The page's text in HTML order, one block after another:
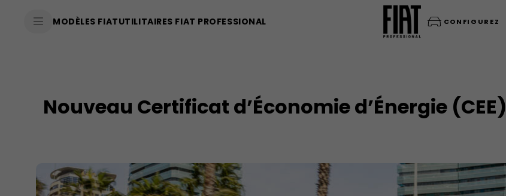
MODÈLES FIATUTILITAIRES FIAT PROFESSIONAL CONFIGUREZ
Nouveau Certificat d’Économie d’Énergie (CEE)